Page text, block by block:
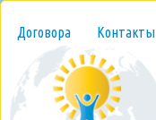
Договора Контакты